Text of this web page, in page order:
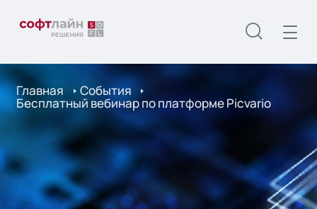
Главная События
Бесплатный вебинар по платформе Picvario